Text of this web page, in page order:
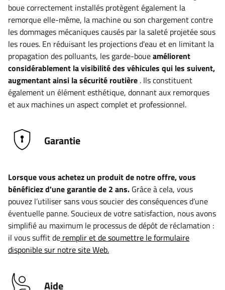
boue correctement installés protègent également la
remorque elle-même, la machine ou son chargement contre
les dommages mécaniques causés par la saleté projetée sous
les roues. En réduisant les projections d'eau et en limitant la
propagation des polluants, les garde-boueaméliorent
considérablement la visibilité des véhicules qui les suivent,
augmentant ainsi la sécurité routière . Ils constituent
également un élément esthétique, donnant aux remorques
et aux machines un aspect complet et professionnel.
Garantie
Lorsque vous achetez un produit de notre offre, vous
bénéficiez d'une garantie de 2 ans. Grâce à cela, vous
pouvez l’utiliser sans vous soucier des conséquences d’une
éventuelle panne. Soucieux de votre satisfaction, nous avons
simplifié au maximum le processus de dépôt de réclamation :
il vous suffit de remplir et de soumettre le formulaire
disponible sur notre site Web.
Aide